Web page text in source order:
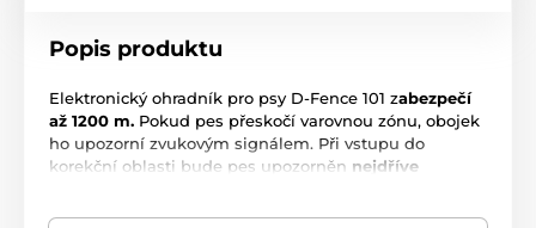
Popis produktu
Elektronický ohradník pro psy D-Fence 101 zabezpečí
až 1200 m. Pokud pes přeskočí varovnou zónu, obojek
ho upozorní zvukovým signálem. Při vstupu do
korekční oblasti bude pes upozorněn nejdříve